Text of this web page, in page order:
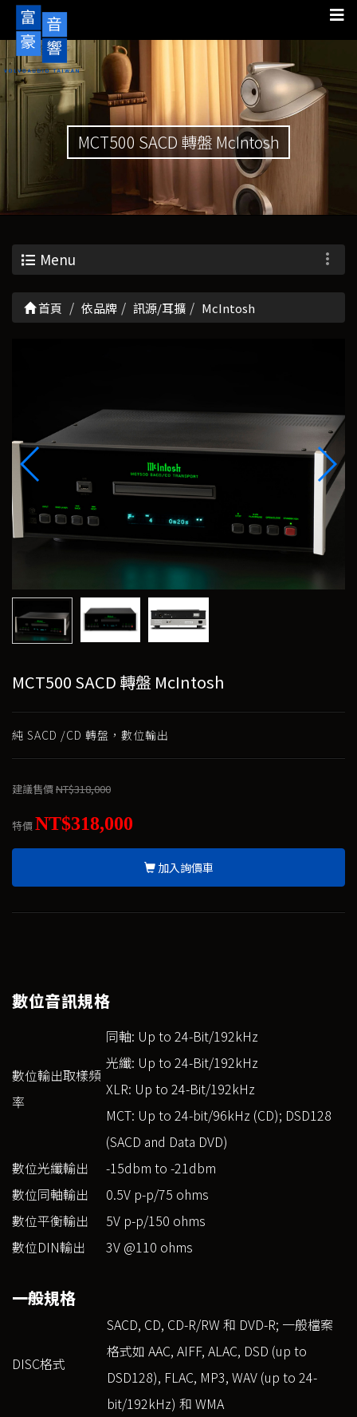
MCT500 SACD 轉盤 McIntosh
Menu
首頁 依品牌 訊源/耳擴 McIntosh
MCT500 SACD 轉盤 McIntosh
純 SACD /CD 轉盤，數位輸出
建議售價NT$318,000
特價NT$318,000
加入詢價車
數位音訊規格
數位輸出取樣頻
率
同軸: Up to 24-Bit/192kHz
光纖: Up to 24-Bit/192kHz
XLR: Up to 24-Bit/192kHz
MCT: Up to 24-bit/96kHz (CD); DSD128
(SACD and Data DVD)
數位光纖輸出
-15dbm to -21dbm
數位同軸輸出
0.5V p-p/75 ohms
數位平衡輸出
5V p-p/150 ohms
數位DIN輸出
3V @110 ohms
一般規格
DISC格式
SACD, CD, CD-R/RW 和 DVD-R; 一般檔案
格式如 AAC, AIFF, ALAC, DSD (up to
DSD128), FLAC, MP3, WAV (up to 24-
bit/192kHz) 和 WMA